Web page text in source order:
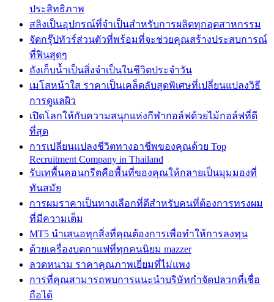
ประสิทธิภาพ
สลิงเป็นอุปกรณ์ที่จำเป็นสำหรับการผลิตทุกอุตสาหกรรม
จัดกรุ๊ปทัวร์ส่วนตัวที่พร้อมที่จะช่วยคุณสร้างประสบการณ์
ที่ฟินสุดๆ
ถังเก็บน้ำเป็นสิ่งจำเป็นในชีวิตประจำวัน
เมโสหน้าใส ราคาเป็นเคล็ดลับสุดพิเศษที่เปลี่ยนแปลงวิธี
การดูแลผิว
เปิดโลกให้กับความสนุกแห่งกีฬากอล์ฟด้วยไม้กอล์ฟที่ดี
ที่สุด
การเปลี่ยนแปลงชีวิตทางอาชีพของคุณด้วย Top
Recruitment Company in Thailand
รับเทพื้นคอนกรีตคือพื้นที่ของคุณให้กลายเป็นมุมมองที่
ทันสมัย
การผมราคาเป็นทางเลือกที่ดีสำหรับคนที่ต้องการทรงผม
ที่มีความเต็ม
MT5 นำเสนอทุกสิ่งที่คุณต้องการเพื่อทำให้การลงทุน
ด้วยเครื่องบดกาแฟที่ทุกคนนิยม mazzer
ลวดหนาม ราคาคุณภาพเยี่ยมที่ไม่แพง
การที่คุณสามารถพบการแนะนำบริษัทกำจัดปลวกที่เชื่อ
ถือได้